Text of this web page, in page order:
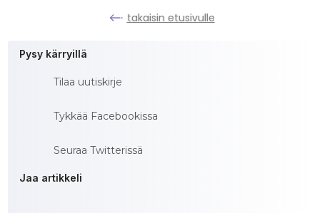
takaisin etusivulle
Pysy kärryillä
Tilaa uutiskirje
Tykkää Facebookissa
Seuraa Twitterissä
Jaa artikkeli